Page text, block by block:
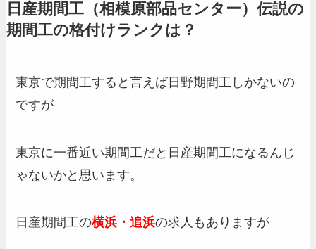
日産期間工（相模原部品センター）伝説の
期間工の格付けランクは？
東京で期間工すると言えば日野期間工しかないの
ですが
東京に一番近い期間工だと日産期間工になるんじ
ゃないかと思います。
日産期間工の横浜・追浜の求人もありますが